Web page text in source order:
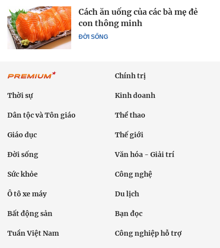
ĐỜI SỐNG
Cách ăn uống của các bà mẹ đẻ
con thông minh
Chính trị
Thời sự Kinh doanh
Dân tộc và Tôn giáo Thể thao
Giáo dục Thế giới
Đời sống Văn hóa - Giải trí
Sức khỏe Công nghệ
Ô tô xe máy Du lịch
Bất động sản Bạn đọc
Tuần Việt Nam Công nghiệp hỗ trợ